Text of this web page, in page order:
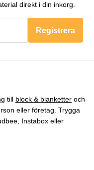
direkt i din inkorg.
Registrera
till block & blanketter och
eller företag. Trygga
Instabox eller